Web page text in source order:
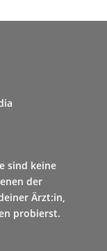
sind keine
der
Ärzt:in,
probierst.